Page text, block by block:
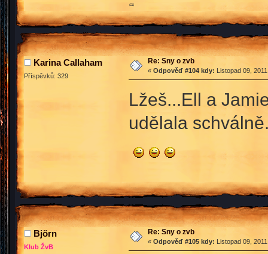
♒
Karina Callaham
Příspěvků: 329
Re: Sny o zvb
« Odpověď #104 kdy: Listopad 09,
Lžeš...Ell a
udělala
Björn
Klub ŽvB
Re: Sny o zvb
« Odpověď #105 kdy: Listopad 09,